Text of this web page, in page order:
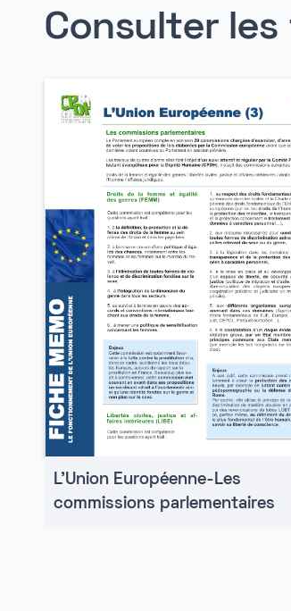
Consulter
L'Union Européenne-Les
commissions parlementaires